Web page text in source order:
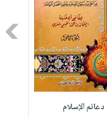
دعائم الإسلام